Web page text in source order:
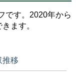
です。2020年から
ます。
推移